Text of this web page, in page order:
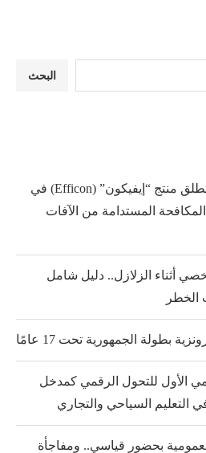
البحث
شركة “بي. إيه. إس. إف.” تطلق منتج “إيفيكون” (Efficon) في
المستدامة من الآفات
أثناء الزلازل.. دليل شامل
الخطر
بطولة الجمهورية تحت 17 عامًا
الأول للتحول الرقمي كمدخل
التعليم السياحي والتجاري
بحضور قياسي.. ومفاجأة